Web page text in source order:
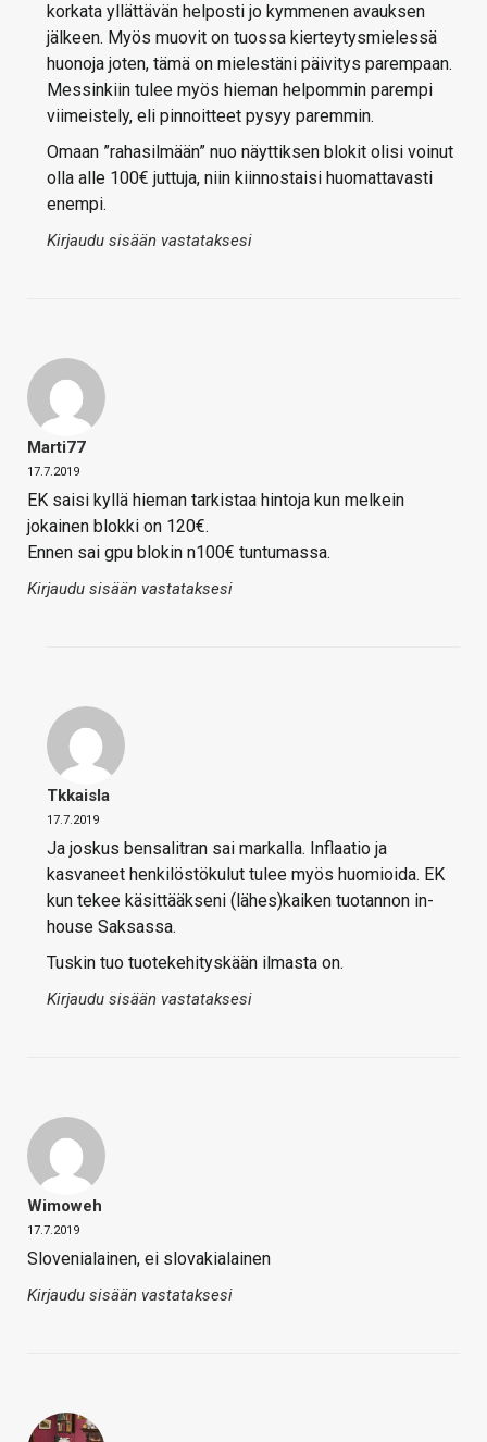
korkata yllättävän helposti jo kymmenen avauksen
jälkeen. Myös muovit on tuossa kierteytysmielessä
huonoja joten, tämä on mielestäni päivitys parempaan.
Messinkiin tulee myös hieman helpommin parempi
viimeistely, eli pinnoitteet pysyy paremmin.
Omaan ”rahasilmään” nuo näyttiksen blokit olisi voinut
olla alle 100€ juttuja, niin kiinnostaisi huomattavasti
enempi.
Kirjaudu sisään vastataksesi
Marti77
17.7.2019
EK saisi kyllä hieman tarkistaa hintoja kun melkein
jokainen blokki on 120€.
Ennen sai gpu blokin n100€ tuntumassa.
Kirjaudu sisään vastataksesi
Tkkaisla
17.7.2019
Ja joskus bensalitran sai markalla. Inflaatio ja
kasvaneet henkilöstökulut tulee myös huomioida. EK
kun tekee käsittääkseni (lähes)kaiken tuotannon in-
house Saksassa.
Tuskin tuo tuotekehityskään ilmasta on.
Kirjaudu sisään vastataksesi
Wimoweh
17.7.2019
Slovenialainen, ei slovakialainen
Kirjaudu sisään vastataksesi